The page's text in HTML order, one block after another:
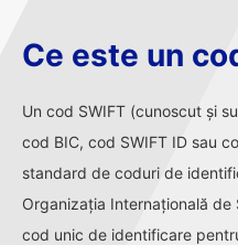
Ce este un
Un cod SWIFT (cunoscut și
cod BIC, cod SWIFT ID sau
standard de coduri de
Organizația Internațională de
cod unic de identificare